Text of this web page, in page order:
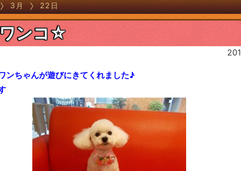
3月 22日
ンコ☆
ンちゃんが遊びにきてくれました♪